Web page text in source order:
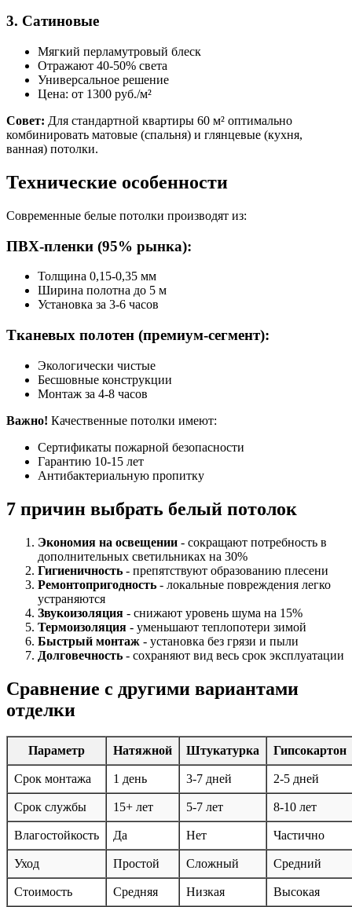
3. Сатиновые
Мягкий перламутровый блеск
Отражают 40-50% света
Универсальное решение
Цена: от 1300 руб./м²
Совет: Для стандартной квартиры 60 м² оптимально
комбинировать матовые (спальня) и глянцевые (кухня,
ванная) потолки.
Технические особенности
Современные белые потолки производят из:
ПВХ-пленки (95% рынка):
Толщина 0,15-0,35 мм
Ширина полотна до 5 м
Установка за 3-6 часов
Тканевых полотен (премиум-сегмент):
Экологически чистые
Бесшовные конструкции
Монтаж за 4-8 часов
Важно! Качественные потолки имеют:
Сертификаты пожарной безопасности
Гарантию 10-15 лет
Антибактериальную пропитку
7 причин выбрать белый потолок
Экономия на освещении - сокращают потребность в
дополнительных светильниках на 30%
Гигиеничность - препятствуют образованию плесени
Ремонтопригодность - локальные повреждения легко
устраняются
Звукоизоляция - снижают уровень шума на 15%
Термоизоляция - уменьшают теплопотери зимой
Быстрый монтаж - установка без грязи и пыли
Долговечность - сохраняют вид весь срок эксплуатации
Сравнение с другими вариантами
отделки
Параметр Натяжной Штукатурка Гипсокартон
Срок монтажа 1 день 3-7 дней 2-5 дней
Срок службы 15+ лет 5-7 лет 8-10 лет
Влагостойкость Да Нет Частично
Уход Простой Сложный Средний
Стоимость Средняя Низкая Высокая